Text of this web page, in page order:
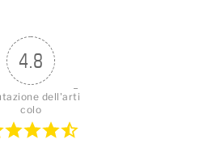
4.8
dell'arti
colo